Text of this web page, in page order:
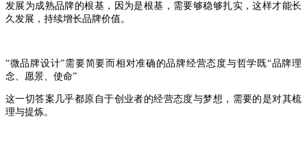
发展为成熟品牌的根基，因为是根基，需要够稳够扎实，这样才能长
久发展，持续增长品牌价值。
“微品牌设计”需要简要而相对准确的品牌经营态度与哲学既“品牌理
念、愿景、使命”
这一切答案几乎都原自于创业者的经营态度与梦想，需要的是对其梳
理与提炼。